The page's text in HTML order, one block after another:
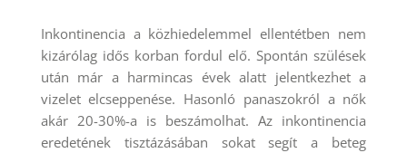
Inkontinencia a közhiedelemmel ellentétben nem
kizárólag idős korban fordul elő. Spontán szülések
után már a harmincas évek alatt jelentkezhet a
vizelet elcseppenése. Hasonló panaszokról a nők
akár 20-30%-a is beszámolhat. Az inkontinencia
eredetének tisztázásában sokat segít a beteg